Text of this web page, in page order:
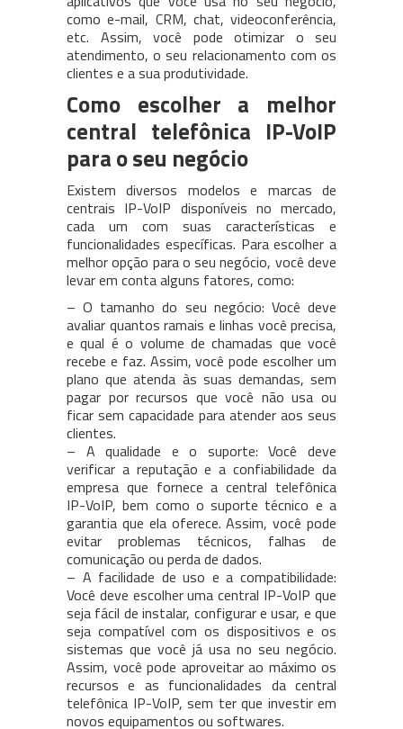
como e-mail, CRM, chat, videoconferência,
etc. Assim, você pode otimizar o seu
atendimento, o seu relacionamento com os
clientes e a sua produtividade.
Como escolher a melhor
central telefônica IP-VoIP
para o seu negócio
Existem diversos modelos e marcas de
centrais IP-VoIP disponíveis no mercado,
cada um com suas características e
funcionalidades específicas. Para escolher a
melhor opção para o seu negócio, você deve
levar em conta alguns fatores, como:
– O tamanho do seu negócio: Você deve
avaliar quantos ramais e linhas você precisa,
e qual é o volume de chamadas que você
recebe e faz. Assim, você pode escolher um
plano que atenda às suas demandas, sem
pagar por recursos que você não usa ou
ficar sem capacidade para atender aos seus
clientes.
– A qualidade e o suporte: Você deve
verificar a reputação e a confiabilidade da
empresa que fornece a central telefônica
IP-VoIP, bem como o suporte técnico e a
garantia que ela oferece. Assim, você pode
evitar problemas técnicos, falhas de
comunicação ou perda de dados.
– A facilidade de uso e a compatibilidade:
Você deve escolher uma central IP-VoIP que
seja fácil de instalar, configurar e usar, e que
seja compatível com os dispositivos e os
sistemas que você já usa no seu negócio.
Assim, você pode aproveitar ao máximo os
recursos e as funcionalidades da central
telefônica IP-VoIP, sem ter que investir em
novos equipamentos ou softwares.